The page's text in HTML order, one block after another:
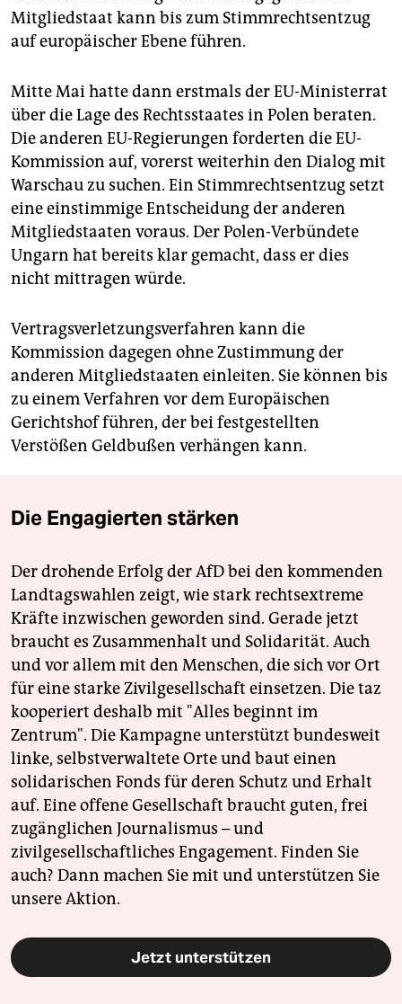
Mitgliedstaat kann bis zum Stimmrechtsentzug
auf europäischer Ebene führen.
Mitte Mai hatte dann erstmals der EU-Ministerrat
über die Lage des Rechtsstaates in Polen beraten.
Die anderen EU-Regierungen forderten die EU-
Kommission auf, vorerst weiterhin den Dialog mit
Warschau zu suchen. Ein Stimmrechtsentzug setzt
eine einstimmige Entscheidung der anderen
Mitgliedstaaten voraus. Der Polen-Verbündete
Ungarn hat bereits klar gemacht, dass er dies
nicht mittragen würde.
Vertragsverletzungsverfahren kann die
Kommission dagegen ohne Zustimmung der
anderen Mitgliedstaaten einleiten. Sie können bis
zu einem Verfahren vor dem Europäischen
Gerichtshof führen, der bei festgestellten
Verstößen Geldbußen verhängen kann.
Die Engagierten stärken
Der drohende Erfolg der AfD bei den kommenden
Landtagswahlen zeigt, wie stark rechtsextreme
Kräfte inzwischen geworden sind. Gerade jetzt
braucht es Zusammenhalt und Solidarität. Auch
und vor allem mit den Menschen, die sich vor Ort
für eine starke Zivilgesellschaft einsetzen. Die taz
kooperiert deshalb mit "Alles beginnt im
Zentrum". Die Kampagne unterstützt bundesweit
linke, selbstverwaltete Orte und baut einen
solidarischen Fonds für deren Schutz und Erhalt
auf. Eine offene Gesellschaft braucht guten, frei
zugänglichen Journalismus – und
zivilgesellschaftliches Engagement. Finden Sie
auch? Dann machen Sie mit und unterstützen Sie
unsere Aktion.
Jetzt unterstützen